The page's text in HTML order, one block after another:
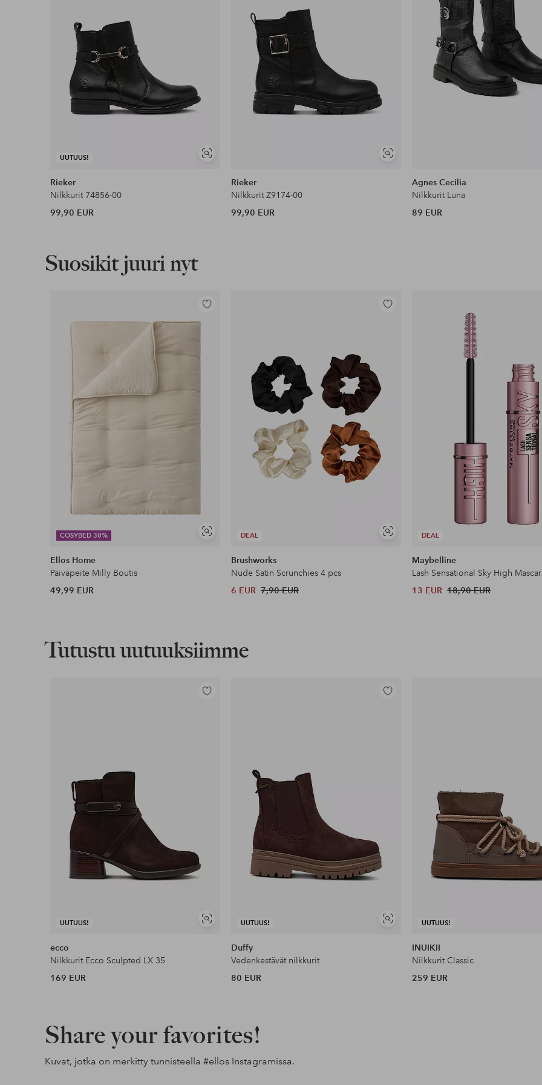
Lue lisää
UUTUUS!
Näytä
Rieker
Nilkkurit 74856-00
99,90 EUR
Näytä
Rieker
Nilkkurit Z9174-00
99,90 EUR
Agnes Cecilia
Nilkkurit Luna
89 EUR
Suosikit juuri nyt
COSYBED 30%
Näytä
Lisää
suosikkeihin
Ellos Home
Päiväpeite Milly Boutis
49,99 EUR
DEAL
Näytä
Lisää
Brushworks
Nude Satin Scrunchies 4 pcs
6 EUR 7,90 EUR
DEAL
Maybelline
Lash Sensational Sky High
13 EUR 18,90 EUR
Tutustu uutuuksiimme
UUTUUS!
Näytä
Lisää
ecco
Nilkkurit Ecco Sculpted LX 35
169 EUR
UUTUUS!
Näytä
Lisää
Duffy
Vedenkestävät nilkkurit
80 EUR
UUTUUS!
INUIKII
Nilkkurit Classic
259 EUR
Share your favorites!
Kuvat, jotka on merkitty tunnisteella #ellosInstagramissa.